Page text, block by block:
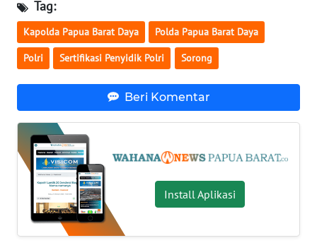
Tag:
Kapolda Papua Barat Daya Polda Papua Barat Daya
Polri Sertifikasi Penyidik Polri Sorong
Beri Komentar
Install Aplikasi
WN
KALTARA
KALTIM
WN
SULSEL
WN